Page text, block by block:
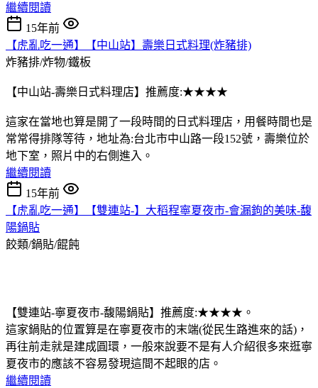
繼續閱讀
15年前
【虎亂吃一通】【中山站】壽樂日式料理(炸豬排)
炸豬排/炸物/鐵板
【中山站-壽樂日式料理店】推薦度:★★★★
這家在當地也算是開了一段時間的日式料理店，用餐時間也是
常常得排隊等待，地址為:台北市中山路一段152號，壽樂位於
地下室，照片中的右側進入。
繼續閱讀
15年前
【虎亂吃一通】【雙連站-】大稻程寧夏夜市-會漏鉤的美味-馥
陽鍋貼
餃類/鍋貼/餛飩
【雙連站-寧夏夜市-馥陽鍋貼】推薦度:★★★★。
這家鍋貼的位置算是在寧夏夜市的末端(從民生路進來的話)，
再往前走就是建成圓環，一般來說要不是有人介紹很多來逛寧
夏夜市的應該不容易發現這間不起眼的店。
繼續閱讀